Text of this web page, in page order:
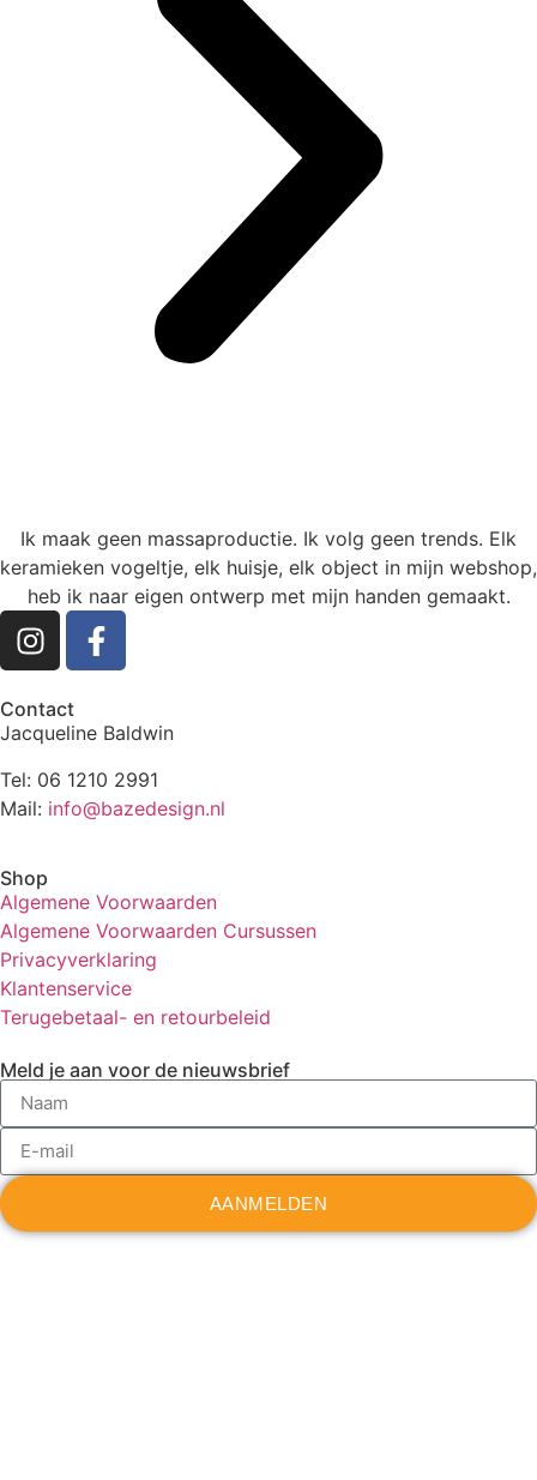
Ik maak geen massaproductie. Ik volg geen trends. Elk
keramieken vogeltje, elk huisje, elk object in mijn webshop,
heb ik naar eigen ontwerp met mijn handen gemaakt.
Contact
Jacqueline Baldwin
Tel: 06 1210 2991
Mail: info@bazedesign.nl
Shop
Algemene Voorwaarden
Algemene Voorwaarden Cursussen
Privacyverklaring
Klantenservice
Terugebetaal- en retourbeleid
Meld je aan voor de nieuwsbrief
AANMELDEN